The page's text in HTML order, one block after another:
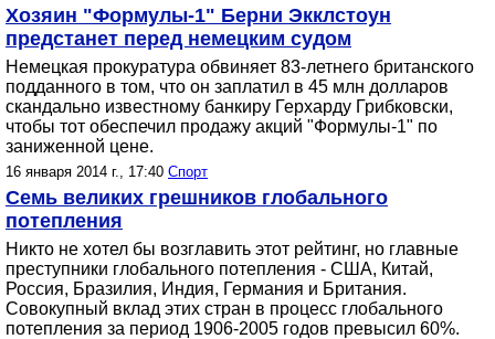
Хозяин "Формулы-1" Берни Экклстоун
предстанет перед немецким судом
Немецкая прокуратура обвиняет 83-летнего британского
подданного в том, что он заплатил в 45 млн долларов
скандально известному банкиру Герхарду Грибковски,
чтобы тот обеспечил продажу акций "Формулы-1" по
заниженной цене.
16 января 2014 г., 17:40 Спорт
Семь великих грешников глобального
потепления
Никто не хотел бы возглавить этот рейтинг, но главные
преступники глобального потепления - США, Китай,
Россия, Бразилия, Индия, Германия и Британия.
Совокупный вклад этих стран в процесс глобального
потепления за период 1906-2005 годов превысил 60%.